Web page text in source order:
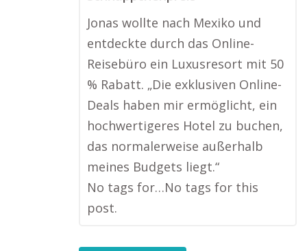
Jonas wollte nach Mexiko und
entdeckte durch das Online-
Reisebüro ein Luxusresort mit 50
% Rabatt. „Die exklusiven Online-
Deals haben mir ermöglicht, ein
hochwertigeres Hotel zu buchen,
das normalerweise außerhalb
meines Budgets liegt.“
No tags for…No tags for this
post.